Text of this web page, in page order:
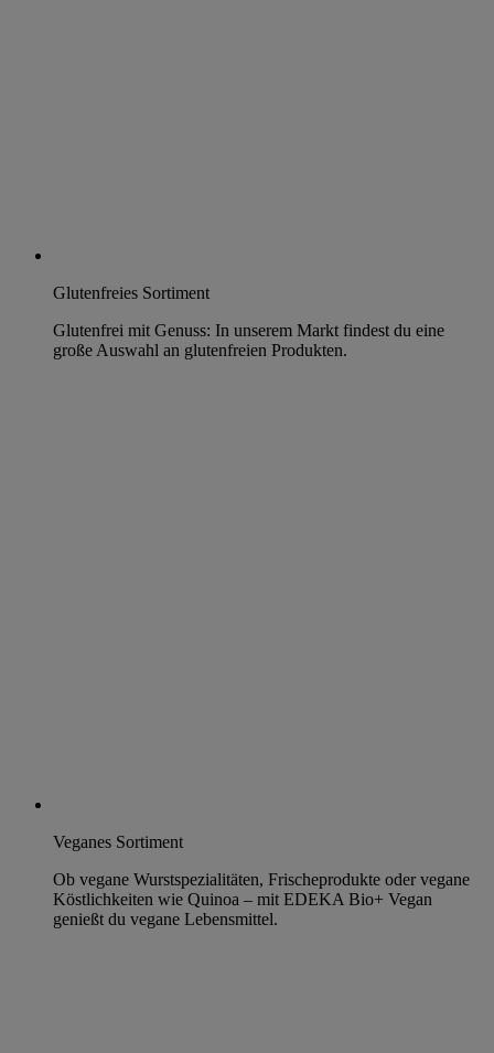
Glutenfreies Sortiment
Glutenfrei mit Genuss: In unserem Markt findest du eine
große Auswahl an glutenfreien Produkten.
Veganes Sortiment
Ob vegane Wurstspezialitäten, Frischeprodukte oder vegane
Köstlichkeiten wie Quinoa – mit EDEKA Bio+ Vegan
genießt du vegane Lebensmittel.